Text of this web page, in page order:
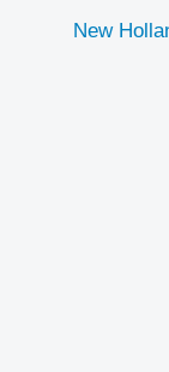
New